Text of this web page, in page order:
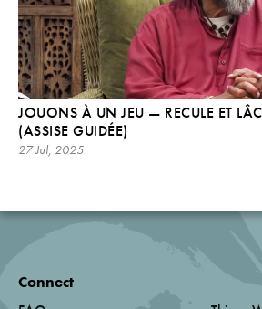
JOUONS À UN JEU — RECULE ET
(ASSISE GUIDÉE)
27 Jul, 2025
Connect